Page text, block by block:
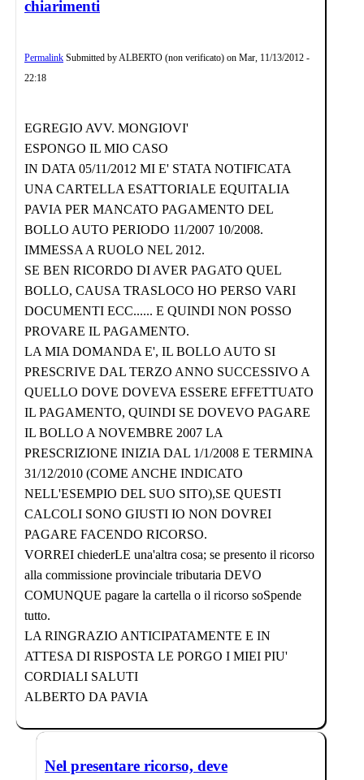
chiarimenti
Permalink Submitted byALBERTO (non verificato) on Mar, 11/13/2012 -
22:18
EGREGIO AVV. MONGIOVI'
ESPONGO IL MIO CASO
IN DATA 05/11/2012 MI E' STATA NOTIFICATA
UNA CARTELLA ESATTORIALE EQUITALIA
PAVIA PER MANCATO PAGAMENTO DEL
BOLLO AUTO PERIODO 11/2007 10/2008.
IMMESSA A RUOLO NEL 2012.
SE BEN RICORDO DI AVER PAGATO QUEL
BOLLO, CAUSA TRASLOCO HO PERSO VARI
DOCUMENTI ECC...... E QUINDI NON POSSO
PROVARE IL PAGAMENTO.
LA MIA DOMANDA E', IL BOLLO AUTO SI
PRESCRIVE DAL TERZO ANNO SUCCESSIVO A
QUELLO DOVE DOVEVA ESSERE EFFETTUATO
IL PAGAMENTO, QUINDI SE DOVEVO PAGARE
IL BOLLO A NOVEMBRE 2007 LA
PRESCRIZIONE INIZIA DAL 1/1/2008 E TERMINA
31/12/2010 (COME ANCHE INDICATO
NELL'ESEMPIO DEL SUO SITO),SE QUESTI
CALCOLI SONO GIUSTI IO NON DOVREI
PAGARE FACENDO RICORSO.
VORREI chiederLE una'altra cosa; se presento il ricorso
alla commissione provinciale tributaria DEVO
COMUNQUE pagare la cartella o il ricorso soSpende
tutto.
LA RINGRAZIO ANTICIPATAMENTE E IN
ATTESA DI RISPOSTA LE PORGO I MIEI PIU'
CORDIALI SALUTI
ALBERTO DA PAVIA
Nel presentare ricorso, deve